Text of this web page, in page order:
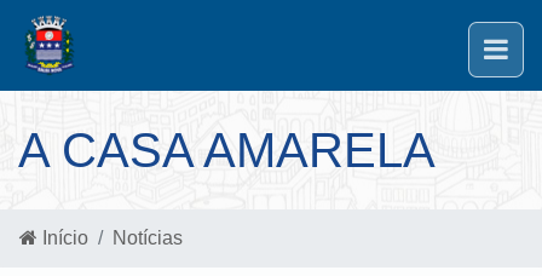
A CASA AMARELA
Início Notícias